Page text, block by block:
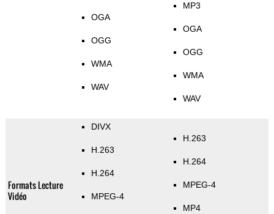
OGA
OGG
WMA
WAV
MP3
OGA
OGG
WMA
WAV
Formats Lecture
Vidéo
DIVX
H.263
H.264
MPEG-4
H.263
H.264
MPEG-4
MP4